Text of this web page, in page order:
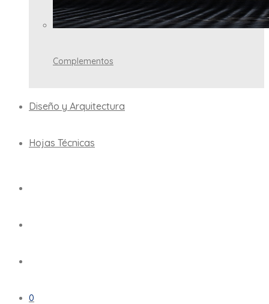
Complementos
Diseño y Arquitectura
Hojas Técnicas
0